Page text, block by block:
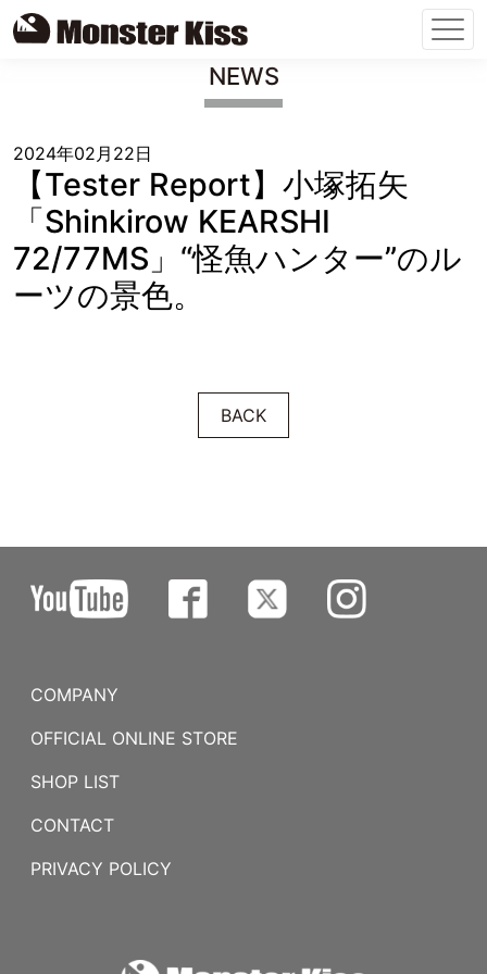
NEWS
2024年02月22日
【Tester Report】小塚拓矢
「Shinkirow KEARSHI
72/77MS」“怪魚ハンター”のル
ーツの景色。
BACK
COMPANY
OFFICIAL ONLINE STORE
SHOP LIST
CONTACT
PRIVACY POLICY